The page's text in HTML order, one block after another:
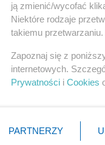
KO
ją zmienić/wycofać
Niektóre rodzaje
takiemu
Zapoznaj się z
internetowych.
Prywatności i Cookies
PARTNERZY